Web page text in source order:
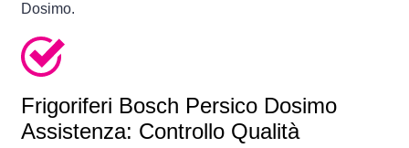
Dosimo.
Frigoriferi Bosch Persico Dosimo
Assistenza: Controllo Qualità